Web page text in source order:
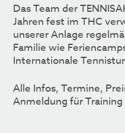
Das Team der
Jahren fest im THC
unserer Anlage
Familie wie
Internationale
Alle Infos, Termine,
Anmeldung für